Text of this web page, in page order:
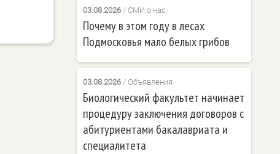
03.08.2026/ СМИ о нас
Почему в этом году в лесах
Подмосковья мало белых грибов
03.08.2026/ Объявления
Биологический факультет начинает
процедуру заключения договоров с
абитуриентами бакалавриата и
специалитета